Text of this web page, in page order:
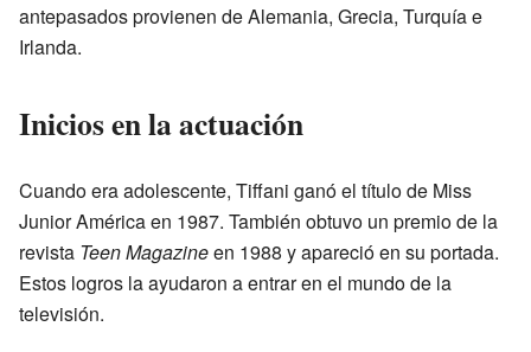
antepasados provienen de Alemania, Grecia, Turquía e
Irlanda.
Inicios en la actuación
Cuando era adolescente, Tiffani ganó el título de Miss
Junior América en 1987. También obtuvo un premio de la
revista Teen Magazineen 1988 y apareció en su portada.
Estos logros la ayudaron a entrar en el mundo de la
televisión.